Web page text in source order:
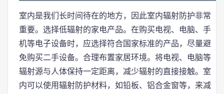
室内是我们长时间待在的地方，因此室内辐射防护非常
重要。选择低辐射的家电产品。在购买电视、电脑、手
机等电子设备时，应选择符合国家标准的产品，尽量避
免购买二手设备。合理布置家居环境。将电视、电脑等
辐射源与人体保持一定距离，减少辐射的直接接触。室
内可以使用辐射防护材料，如铅板、铝合金窗等，来减